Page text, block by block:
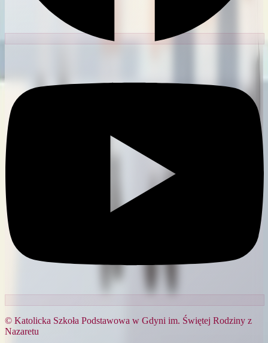
© Katolicka Szkoła Podstawowa w Gdyni im. Świętej Rodziny z
Nazaretu